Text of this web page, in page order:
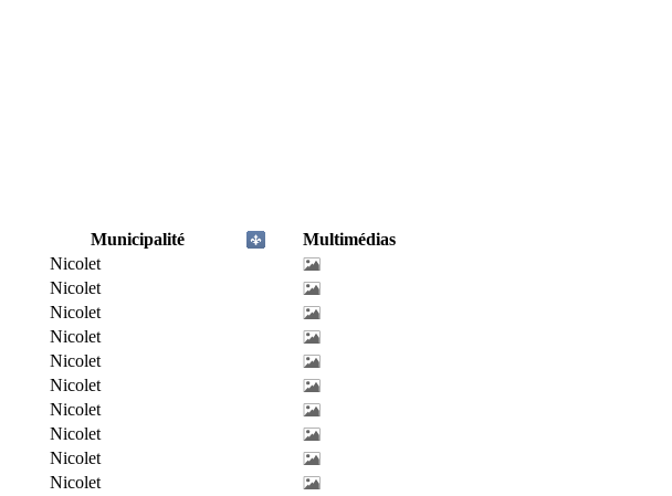
Municipalité
Multimédias
Nicolet
Nicolet
Nicolet
Nicolet
Nicolet
Nicolet
Nicolet
Nicolet
Nicolet
Nicolet